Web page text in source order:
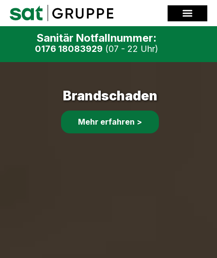
Zum
Inhalt
Sanitär Notfallnummer:
0176 18083929 (07 - 22 Uhr)
Brandschaden
Mehr erfahren >